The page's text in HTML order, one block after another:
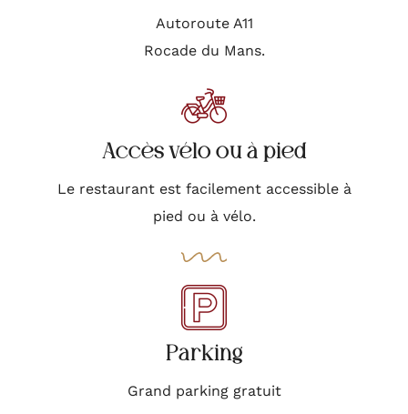
Autoroute A11
Rocade du Mans.
Accès vélo ou à pied
Le restaurant est facilement accessible à
pied ou à vélo.
Parking
Grand parking gratuit